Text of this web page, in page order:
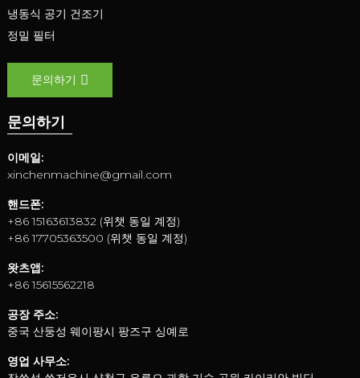
냉동식 공기 건조기
정밀 필터
문의하기
문의하기
이메일:
xinchenmachine@gmail.com
핸드폰:
+86 15163613832 (위챗 동일 계정)
+86 17705363500 (위챗 동일 계정)
왓츠앱:
+86 15615562218
공장 주소:
중국 산둥성 웨이팡시 팡즈구 싱예로
영업 사무소: